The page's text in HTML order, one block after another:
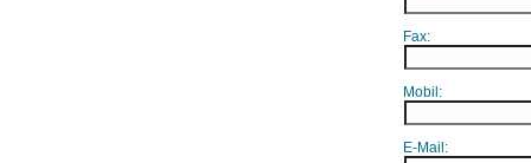
Fax:
Mobil:
E-Mail: